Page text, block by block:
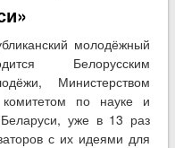
молодёжный
Белорусским
Министерством
комитетом по науке и
уже в 13 раз
с их идеями для